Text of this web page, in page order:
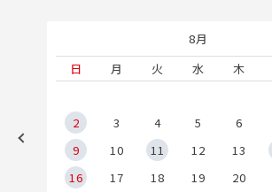
8月
日
月 火 水 木
2
3 4 5 6
9
10 11 12 13
16
17 18 19 20